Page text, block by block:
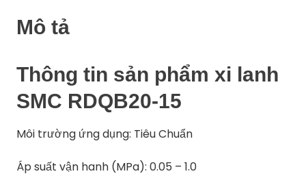
Mô tả
Thông tin sản phẩm xi lanh
SMC RDQB20-15
Môi trường ứng dụng: Tiêu Chuẩn
Áp suất vận hanh (MPa): 0.05 – 1.0